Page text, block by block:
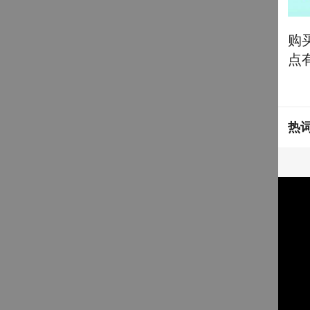
购
点
热